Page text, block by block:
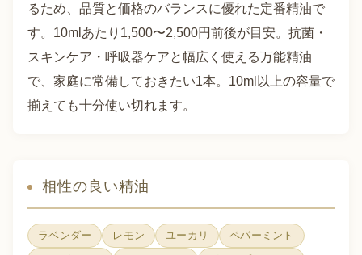
るため、品質と価格のバランスに優れた定番精油で
す。10mlあたり1,500〜2,500円前後が目安。抗菌・
スキンケア・呼吸器ケアと幅広く使える万能精油
で、家庭に常備しておきたい1本。10ml以上の容量で
揃えても十分使い切れます。
相性の良い精油
ラベンダー レモン ユーカリ
ペパーミント